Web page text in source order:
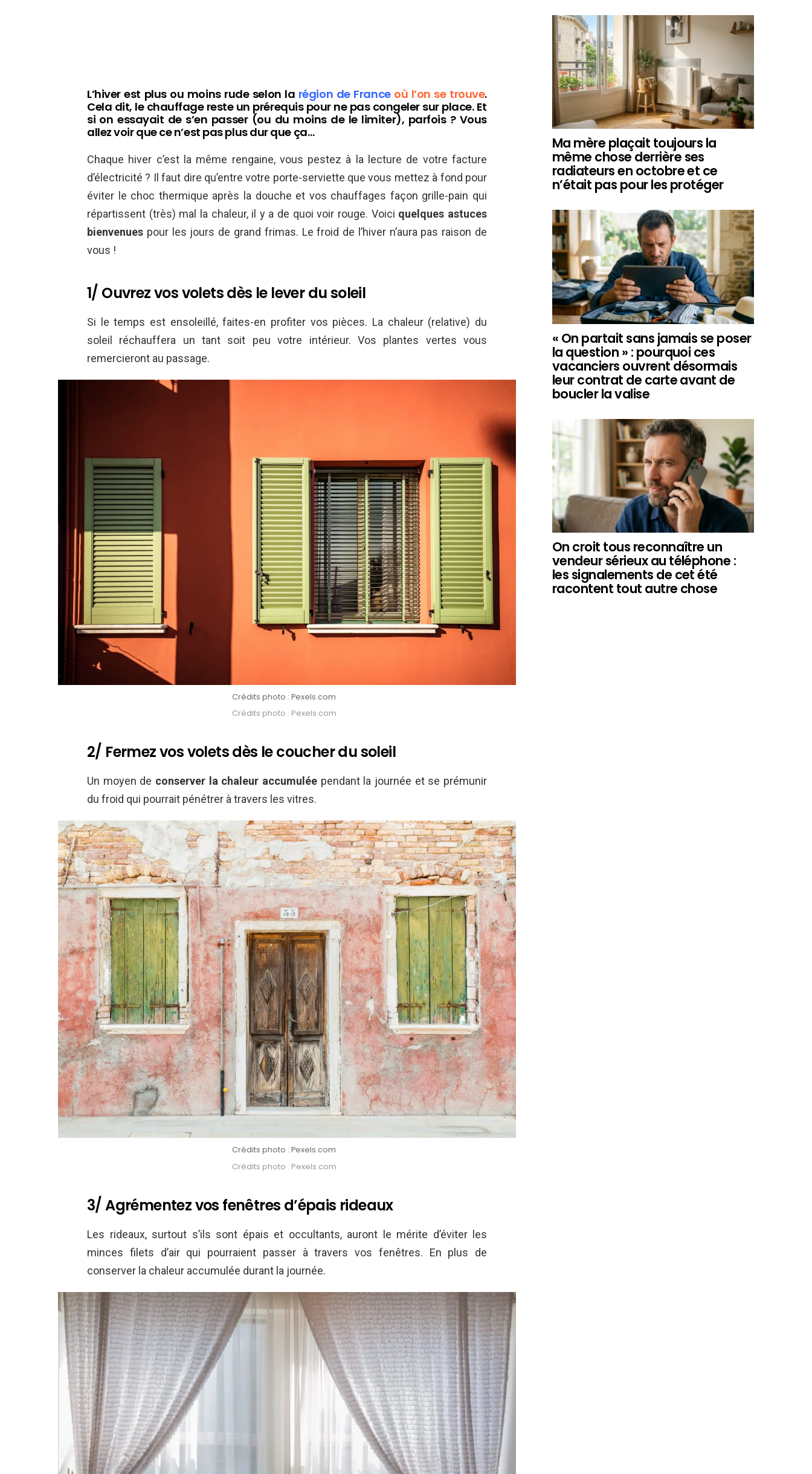
L’hiver est plus ou moins rude selon la région de Franceoù l’on se trouve.
Cela dit, le chauffage reste un prérequis pour ne pas congeler sur place. Et
si on essayait de s’en passer (ou du moins de le limiter), parfois ? Vous
allez voir que ce n’est pas plus dur que ça…
Chaque hiver c’est la même rengaine, vous pestez à la lecture de votre facture
d’électricité ? Il faut dire qu’entre votre porte-serviette que vous mettez à fond pour
éviter le choc thermique après la douche et vos chauffages façon grille-pain qui
répartissent (très) mal la chaleur, il y a de quoi voir rouge. Voici quelques astuces
bienvenues pour les jours de grand frimas. Le froid de l’hiver n’aura pas raison de
vous !
1/ Ouvrez vos volets dès le lever du soleil
Si le temps est ensoleillé, faites-en profiter vos pièces. La chaleur (relative) du
soleil réchauffera un tant soit peu votre intérieur. Vos plantes vertes vous
remercieront au passage.
Crédits photo : Pexels.com
Crédits photo : Pexels.com
2/ Fermez vos volets dès le coucher du soleil
Un moyen de conserver la chaleur accumulée pendant la journée et se prémunir
du froid qui pourrait pénétrer à travers les vitres.
Crédits photo : Pexels.com
Crédits photo : Pexels.com
3/ Agrémentez vos fenêtres d’épais rideaux
Les rideaux, surtout s’ils sont épais et occultants, auront le mérite d’éviter les
minces filets d’air qui pourraient passer à travers vos fenêtres. En plus de
conserver la chaleur accumulée durant la journée.
Ma mère plaçait toujours la
même chose derrière ses
radiateurs en octobre et ce
n’était pas pour les protéger
« On partait sans jamais se poser
la question » : pourquoi ces
vacanciers ouvrent désormais
leur contrat de carte avant de
boucler la valise
On croit tous reconnaître un
vendeur sérieux au téléphone :
les signalements de cet été
racontent tout autre chose